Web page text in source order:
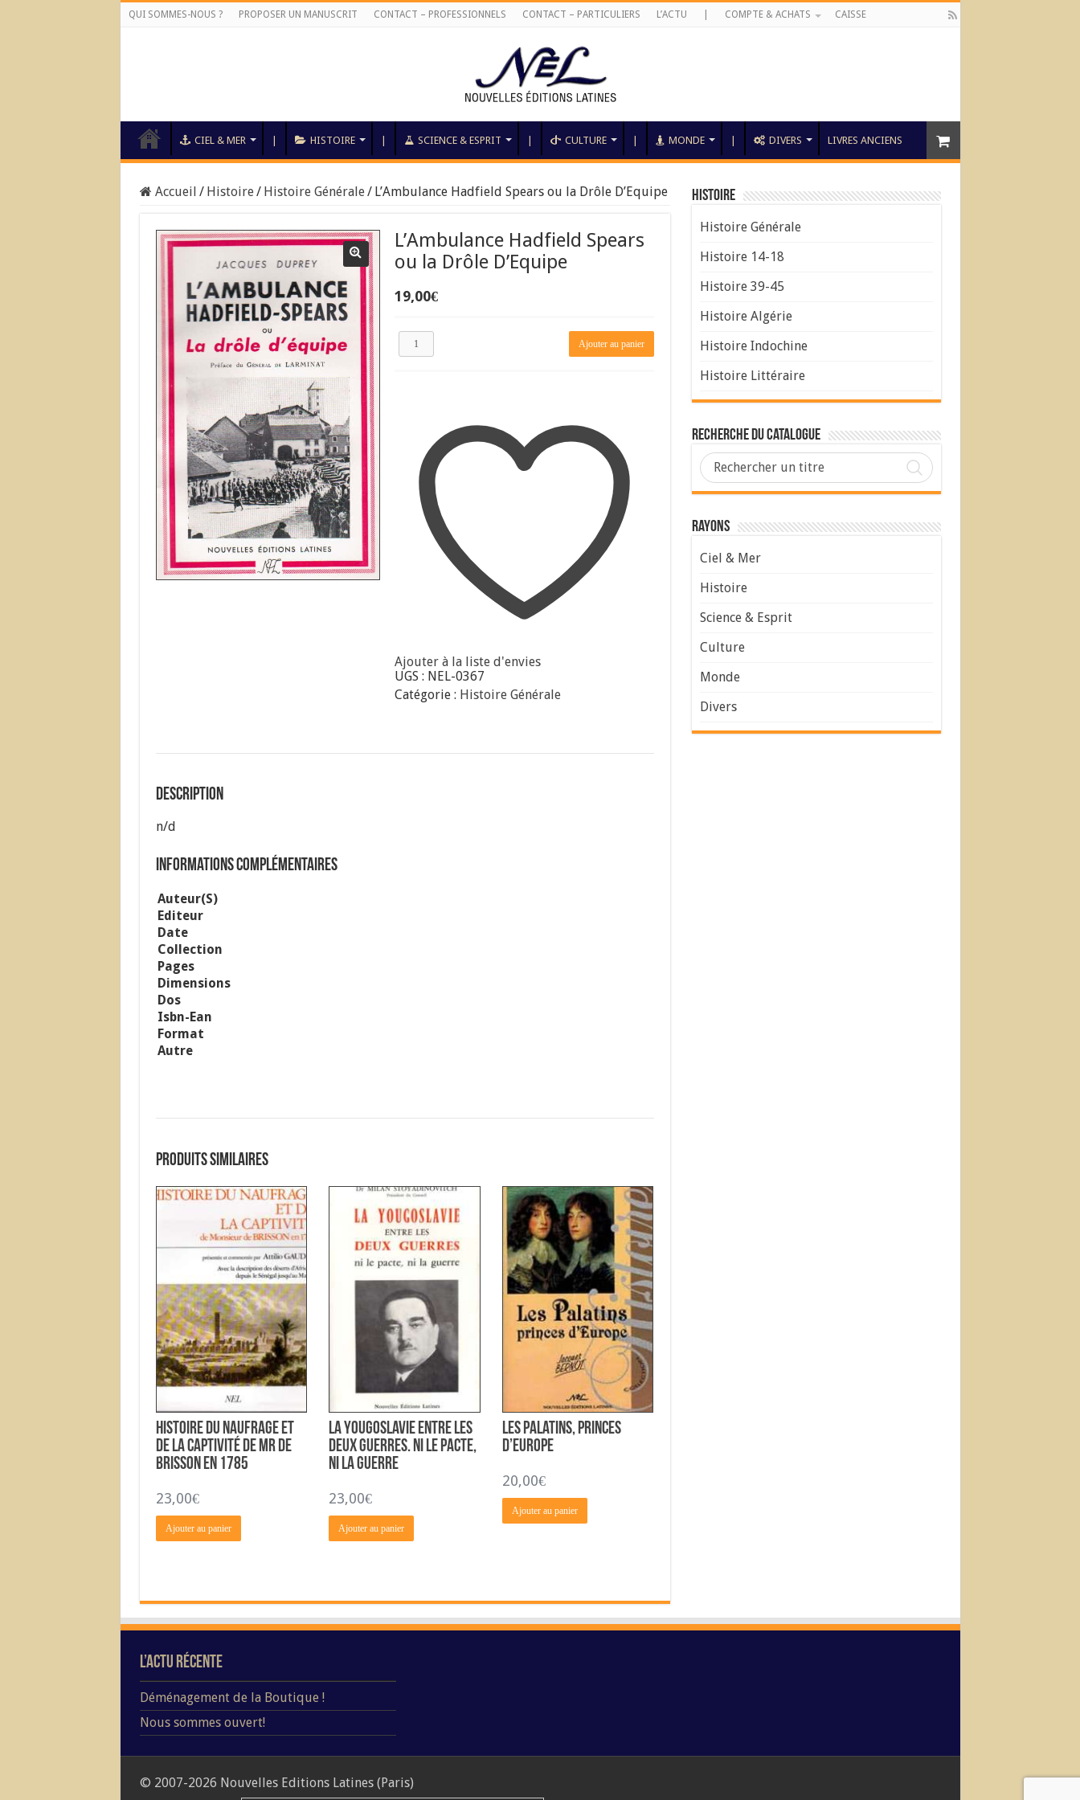
QUI SOMMES-NOUS ? PROPOSER UN MANUSCRIT CONTACT – PROFESSIONNELS CONTACT – PARTICULIERS L’ACTU COMPTE & ACHATS CAISSE
CIEL & MER HISTOIRE SCIENCE & ESPRIT CULTURE MONDE DIVERS LIVRES ANCIENS
Accueil / Histoire/ Histoire Générale/ L’Ambulance Hadfield Spears ou la Drôle D’Equipe
L’Ambulance Hadfield Spears
ou la Drôle D’Equipe
19,00€
quantité
de
D'Equipe
Ajouter au panier
Ajouter à la liste d'envies
UGS : NEL-0367
Catégorie : Histoire Générale
Description
n/d
Informations complémentaires
Auteur(s)
Editeur
Date
Collection
Pages
Dimensions
Dos
Isbn-Ean
Format
Autre
Produits similaires
Histoire du Naufrage et
de la Captivité de Mr de
Brisson en 1785
23,00€
Ajouter au panier
La Yougoslavie Entre les
Deux Guerres. Ni le Pacte,
ni la Guerre
23,00€
Ajouter au panier
Les Palatins, Princes
D’Europe
20,00€
Ajouter au panier
Histoire
Histoire Générale
Histoire 14-18
Histoire 39-45
Histoire Algérie
Histoire Indochine
Histoire Littéraire
Recherche du Catalogue
Rayons
Ciel & Mer
Histoire
Science & Esprit
Culture
Monde
Divers
L’Actu Récente
Déménagement de la Boutique !
Nous sommes ouvert!
© 2007-2026 Nouvelles Editions Latines (Paris)